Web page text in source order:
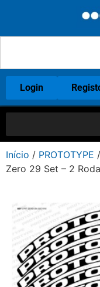
Login
Início / PROTOTYPE
Zero 29 Set – 2